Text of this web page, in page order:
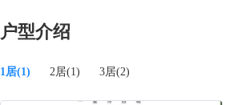
户型介绍
1居(1) 2居(1) 3居(2)